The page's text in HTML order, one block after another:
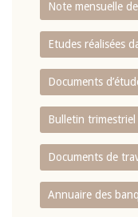
Note mensuelle
Etudes réalisées
Documents
Bulletin
Documents de
Annuaire des